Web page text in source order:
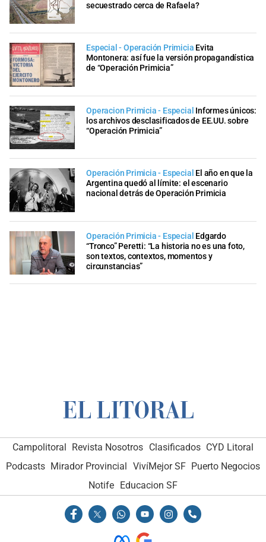
secuestrado cerca de Rafaela?
Especial - Operación Primicia Evita
Montonera: así fue la versión propagandística
de “Operación Primicia”
Operacion Primicia - Especial Informes únicos:
los archivos desclasificados de EE.UU. sobre
“Operación Primicia”
Operación Primicia - Especial El año en que la
Argentina quedó al límite: el escenario
nacional detrás de Operación Primicia
Operación Primicia - Especial Edgardo
“Tronco” Peretti: “La historia no es una foto,
son textos, contextos, momentos y
circunstancias”
Campolitoral Revista Nosotros Clasificados CYD Litoral
Podcasts Mirador Provincial VivíMejor SF Puerto Negocios
Notife Educacion SF